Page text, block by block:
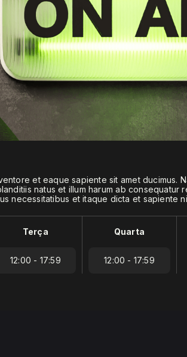
et eaque sapiente sit amet ducimus.
natus et illum harum ab
necessitatibus et itaque dicta et sapiente
Terça
12:00 - 17:59
Quarta
12:00 - 17:59